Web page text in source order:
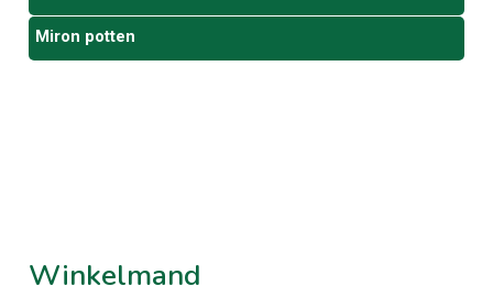
Miron potten
Winkelmand